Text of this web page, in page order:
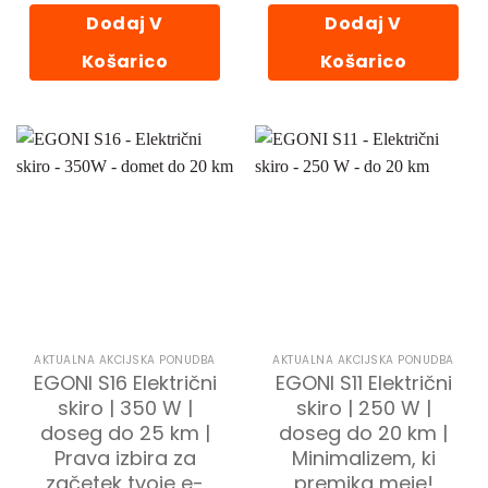
Dodaj V
Košarico
Dodaj V
Košarico
AKTUALNA AKCIJSKA PONUDBA
EGONI S16 Električni
skiro | 350 W |
doseg do 25 km |
Prava izbira za
AKTUALNA AKCIJSKA PONUDBA
EGONI S11 Električni
skiro | 250 W |
doseg do 20 km |
Minimalizem, ki